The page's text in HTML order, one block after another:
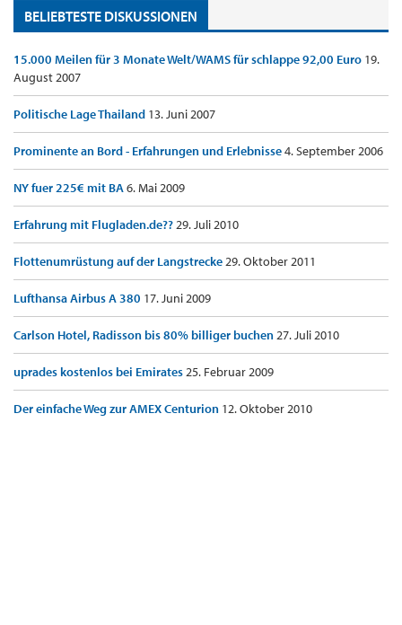
BELIEBTESTE DISKUSSIONEN
15.000 Meilen für 3 Monate Welt/WAMS für schlappe 92,00 Euro 19.
August 2007
Politische Lage Thailand 13. Juni 2007
Prominente an Bord - Erfahrungen und Erlebnisse4. September 2006
NY fuer 225€ mit BA6. Mai 2009
Erfahrung mit Flugladen.de??29. Juli 2010
Flottenumrüstung auf der Langstrecke29. Oktober 2011
Lufthansa Airbus A 380 17. Juni 2009
Carlson Hotel, Radisson bis 80% billiger buchen27. Juli 2010
uprades kostenlos bei Emirates25. Februar 2009
Der einfache Weg zur AMEX Centurion 12. Oktober 2010